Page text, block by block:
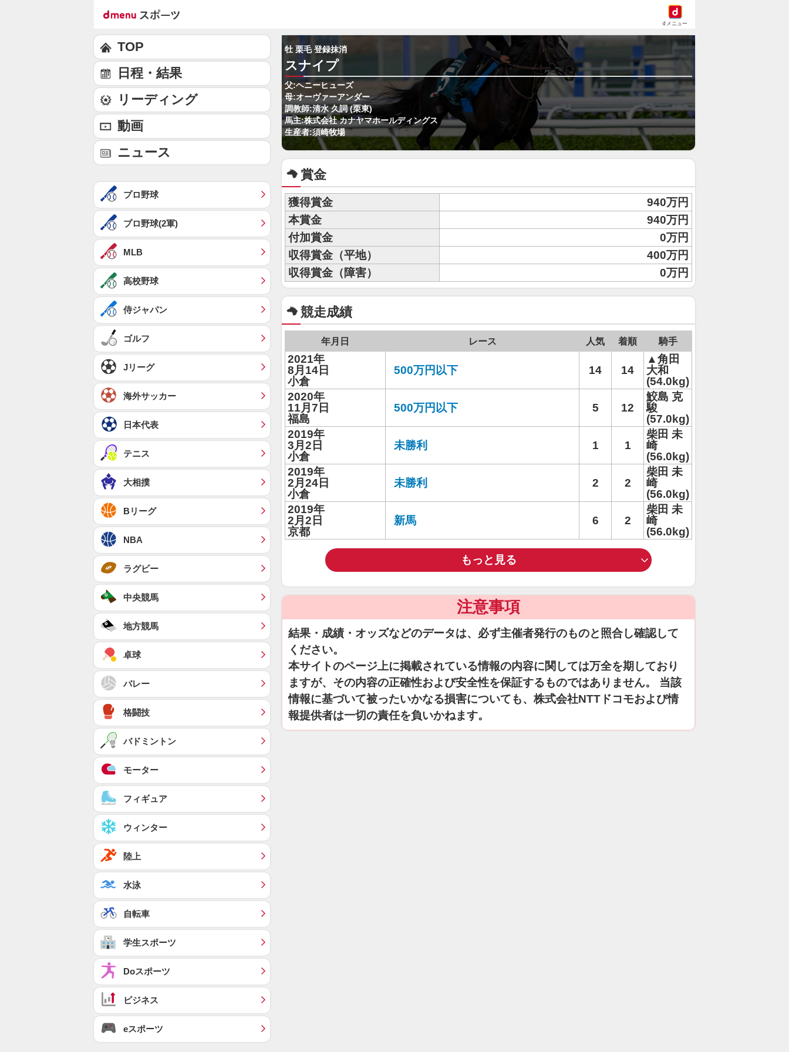
dメニュー
牡 栗毛 登録抹消
スナイプ
父:ヘニーヒューズ
母:オーヴァーアンダー
調教師:清水 久詞 (栗東)
馬主:株式会社 カナヤマホールディングス
生産者:須崎牧場
賞金
獲得賞金
940万円
本賞金
940万円
付加賞金
0万円
収得賞金（平地）
400万円
収得賞金（障害）
0万円
競走成績
年月日 レース 人気 着順 騎手
2021年
8月14日
小倉
500万円以下 14 14
▲角田
大和
(54.0kg)
2020年
11月7日
福島
500万円以下 5 12
鮫島 克
駿
(57.0kg)
2019年
3月2日
小倉
未勝利 1 1
柴田 未
崎
(56.0kg)
2019年
2月24日
小倉
未勝利 2 2
柴田 未
崎
(56.0kg)
2019年
2月2日
京都
新馬 6 2
柴田 未
崎
(56.0kg)
もっと見る
注意事項
結果・成績・オッズなどのデータは、必ず主催者発行のものと照合し確認して
ください。
本サイトのページ上に掲載されている情報の内容に関しては万全を期しており
ますが、その内容の正確性および安全性を保証するものではありません。 当該
情報に基づいて被ったいかなる損害についても、株式会社NTTドコモおよび情
報提供者は一切の責任を負いかねます。
TOP
日程・結果
リーディング
動画
ニュース
プロ野球
プロ野球(2軍)
MLB
高校野球
侍ジャパン
ゴルフ
Jリーグ
海外サッカー
日本代表
テニス
大相撲
Bリーグ
NBA
ラグビー
中央競馬
地方競馬
卓球
バレー
格闘技
バドミントン
モーター
フィギュア
ウィンター
陸上
水泳
自転車
学生スポーツ
Doスポーツ
ビジネス
eスポーツ